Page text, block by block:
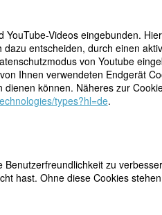
Videos eingebunden.
entscheiden, durch einen
von Youtube
Ihnen verwendeten Endgerät
können. Näheres zur
types?hl=de.
zu
hast. Ohne diese Cookies